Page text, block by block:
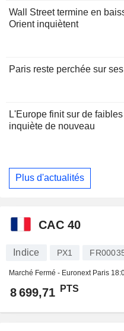
Wall Street termine en
Orient inquiètent
Paris reste perchée sur
L'Europe finit sur de
inquiète de nouveau
Plus d'actualités
CAC 40
Indice PX1
Marché Fermé - Euronext Paris
8 699,71 PTS